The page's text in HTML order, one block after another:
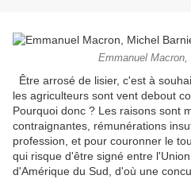
Emmanuel
Être arrosé de lisier, c'est à
les agriculteurs sont vent debout
Pourquoi donc ? Les raisons sont
contraignantes, rémunérations
profession, et pour couronner le
qui risque d'être signé entre
d'Amérique du Sud, d'où une